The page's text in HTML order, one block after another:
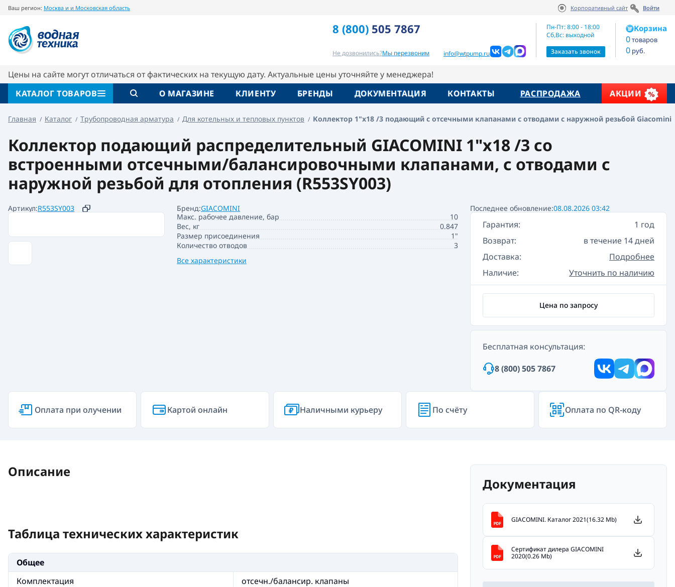
Ваш регион: Москва и и Московская область Корпоративный сайт Войти
8 (800) 505 7867
Не дозвонились?Мы перезвоним info@wtpump.ru
Пн-Пт: 8:00 - 18:00
Сб,Вс: выходной
Заказать звонок
Корзина
0товаров
0 руб.
Цены на сайте могут отличаться от фактических на текущую дату. Актуальные цены уточняйте у менеджера!
КАТАЛОГ ТОВАРОВ
О МАГАЗИНЕ КЛИЕНТУ БРЕНДЫ ДОКУМЕНТАЦИЯ КОНТАКТЫ РАСПРОДАЖА АКЦИИ
Главная Каталог Трубопроводная арматура Для котельных и тепловых пунктов Коллектор 1"x18 /3 подающий с отсечными клапанами с отводами с наружной резьбой Giacomini
Коллектор подающий распределительный GIACOMINI 1"x18 /3 сo
встроенными отсечными/балансировочными клапанами, с отводами с
наружной резьбой для отопления (R553SY003)
Артикул:R553SY003 Бренд:GIACOMINI Последнее обновление:08.08.2026 03:42
Макс. рабочее давление, бар
10
Вес, кг
0.847
Размер присоединения
1"
Количество отводов
3
Все характеристики
Гарантия:
1 год
Возврат:
в течение 14 дней
Доставка:
Подробнее
Наличие:
Уточнить по наличию
Цена по запросу
Бесплатная консультация:
8 (800) 505 7867
Оплата при олучении Картой онлайн Наличными курьеру По счёту Оплата по QR-коду
Вопрос-ответ Похожие товары
Описание
Таблица технических характеристик
Общее
Комплектация
отсечн./балансир. клапаны
Документация
GIACOMINI. Каталог 2021(16.32 Mb)
Сертификат дилера GIACOMINI
2020(0.26 Mb)